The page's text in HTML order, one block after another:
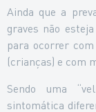
Ainda que a
graves não
para ocorrer
(crianças) e com
Sendo uma
sintomática